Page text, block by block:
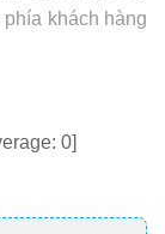
khách hàng
0]